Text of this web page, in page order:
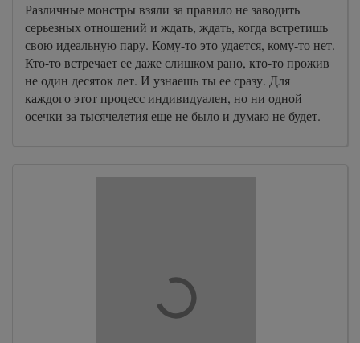
Различные монстры взяли за правило не заводить
серьезных отношений и ждать, ждать, когда встретишь
свою идеальную пару. Кому-то это удается, кому-то нет.
Кто-то встречает ее даже слишком рано, кто-то прожив
не один десяток лет. И узнаешь ты ее сразу. Для
каждого этот процесс индивидуален, но ни одной
осечки за тысячелетия еще не было и думаю не будет.